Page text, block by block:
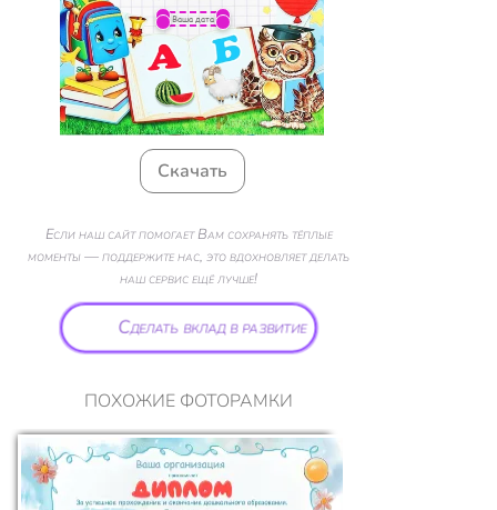
Ваша дата
Скачать
Если наш сайт помогает Вам сохранять тёплые
моменты — поддержите нас, это вдохновляет делать
наш сервис ещё лучше!
Сделать вклад в развитие
ПОХОЖИЕ ФОТОРАМКИ